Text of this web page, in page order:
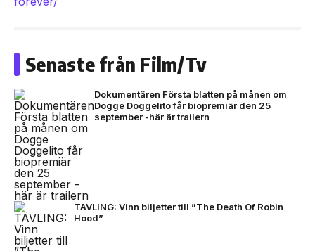
Senaste från Film/Tv
Dokumentären Första blatten på månen om
Dogge Doggelito får biopremiär den 25
september -här är trailern
TÄVLING: Vinn biljetter till ”The Death Of Robin
Hood”